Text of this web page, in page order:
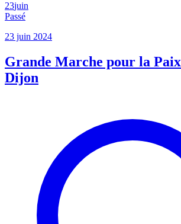
23juin
Passé
23 juin 2024
Grande Marche pour la
Dijon